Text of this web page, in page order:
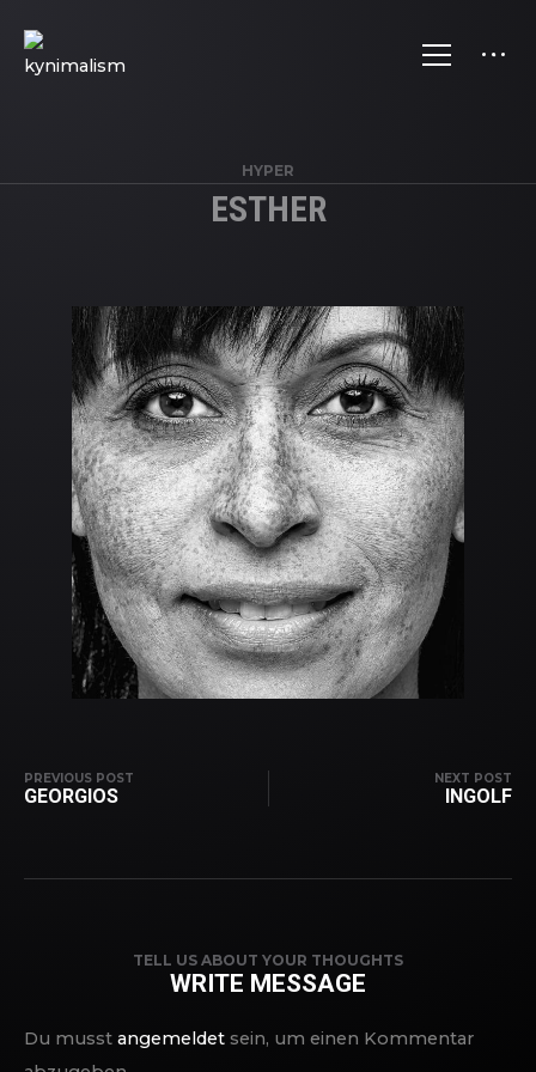
HYPER
ESTHER
PREVIOUS POST
GEORGIOS
NEXT POST
INGOLF
TELL US ABOUT YOUR THOUGHTS
WRITE MESSAGE
Du musst angemeldet sein, um einen Kommentar